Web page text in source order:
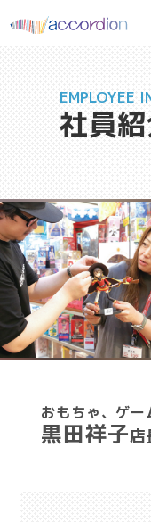
EMPLOYEE
社員
おもちゃ、ゲー
黒田祥子店